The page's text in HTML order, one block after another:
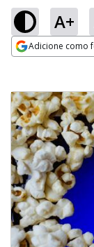
A+
Adicione como